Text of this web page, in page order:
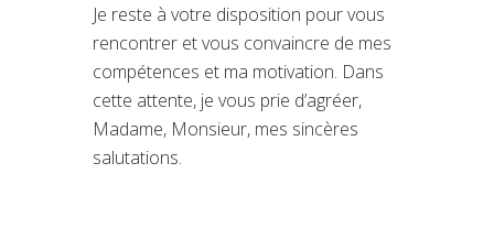
Je reste à votre disposition pour vous
rencontrer et vous convaincre de mes
compétences et ma motivation. Dans
cette attente, je vous prie d’agréer,
Madame, Monsieur, mes sincères
salutations.